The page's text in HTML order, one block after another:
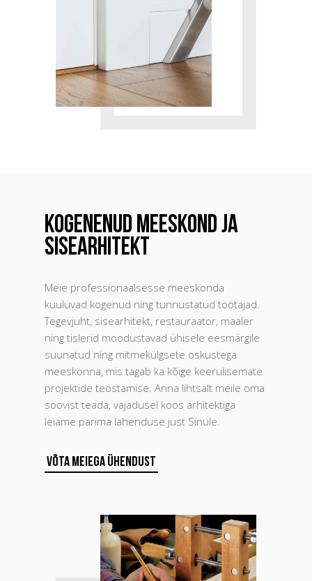
Kogenenud meeskond ja
sisearhitekt
Meie professionaalsesse meeskonda
kuuluvad kogenud ning tunnustatud töötajad.
Tegevjuht, sisearhitekt, restauraator, maaler
ning tislerid moodustavad ühisele eesmärgile
suunatud ning mitmekülgsete oskustega
meeskonna, mis tagab ka kõige keerulisemate
projektide teostamise. Anna lihtsalt meile oma
soovist teada, vajadusel koos arhitektiga
leiame parima lahenduse just Sinule.
Võta meiega ühendust